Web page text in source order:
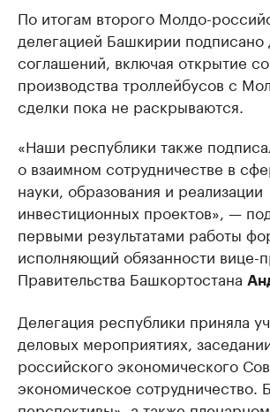
По итогам второго Молдо-
делегацией Башкирии подписано
соглашений, включая открытие
производства троллейбусов с
сделки пока не раскрываются.
«Наши республики также
о взаимном сотрудничестве в
науки, образования и реализации
инвестиционных проектов», —
первыми результатами работы
исполняющий обязанности вице-
Правительства Башкортостана
Делегация республики приняла
деловых мероприятиях,
российского экономического
экономическое сотрудничество.